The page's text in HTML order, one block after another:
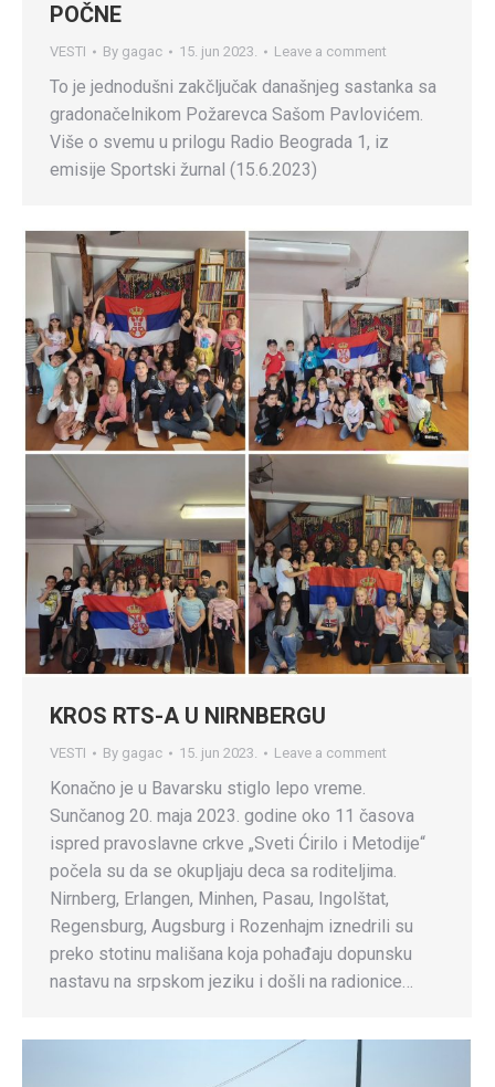
POČNE
VESTI By gagac 15. jun 2023. Leave a comment
To je jednodušni zakčljučak današnjeg sastanka sa
gradonačelnikom Požarevca Sašom Pavlovićem.
Više o svemu u prilogu Radio Beograda 1, iz
emisije Sportski žurnal (15.6.2023)
KROS RTS-A U NIRNBERGU
VESTI By gagac 15. jun 2023. Leave a comment
Konačno je u Bavarsku stiglo lepo vreme.
Sunčanog 20. maja 2023. godine oko 11 časova
ispred pravoslavne crkve „Sveti Ćirilo i Metodije“
počela su da se okupljaju deca sa roditeljima.
Nirnberg, Erlangen, Minhen, Pasau, Ingolštat,
Regensburg, Augsburg i Rozenhajm iznedrili su
preko stotinu mališana koja pohađaju dopunsku
nastavu na srpskom jeziku i došli na radionice…